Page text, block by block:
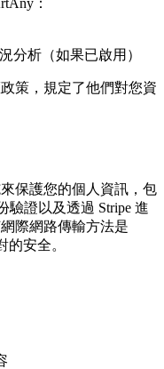
：
分析（如果已啟用）
策，規定了他們對您資
保護您的個人資訊，包
驗證以及透過 Stripe 進
際網路傳輸方法是
的安全。